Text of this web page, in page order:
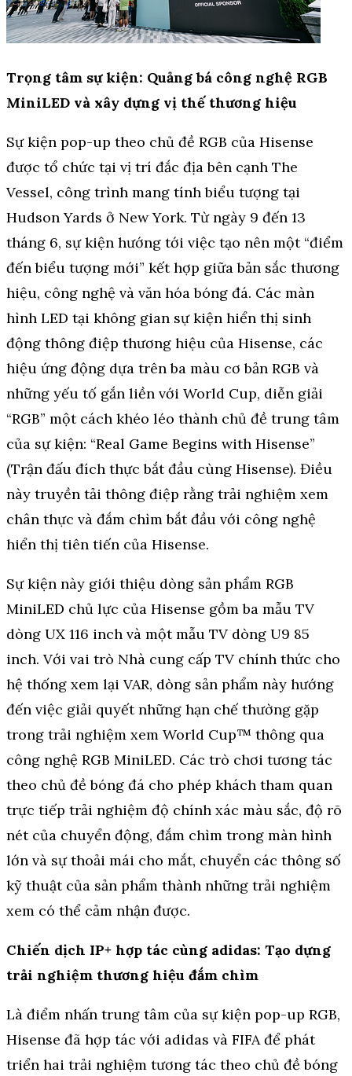
Trọng tâm sự kiện: Quảng bá công nghệ RGB
MiniLED và xây dựng vị thế thương hiệu
Sự kiện pop-up theo chủ đề RGB của Hisense
được tổ chức tại vị trí đắc địa bên cạnh The
Vessel, công trình mang tính biểu tượng tại
Hudson Yards ở New York. Từ ngày 9 đến 13
tháng 6, sự kiện hướng tới việc tạo nên một “điểm
đến biểu tượng mới” kết hợp giữa bản sắc thương
hiệu, công nghệ và văn hóa bóng đá. Các màn
hình LED tại không gian sự kiện hiển thị sinh
động thông điệp thương hiệu của Hisense, các
hiệu ứng động dựa trên ba màu cơ bản RGB và
những yếu tố gắn liền với World Cup, diễn giải
“RGB” một cách khéo léo thành chủ đề trung tâm
của sự kiện: “Real Game Begins with Hisense”
(Trận đấu đích thực bắt đầu cùng Hisense). Điều
này truyền tải thông điệp rằng trải nghiệm xem
chân thực và đắm chìm bắt đầu với công nghệ
hiển thị tiên tiến của Hisense.
Sự kiện này giới thiệu dòng sản phẩm RGB
MiniLED chủ lực của Hisense gồm ba mẫu TV
dòng UX 116 inch và một mẫu TV dòng U9 85
inch. Với vai trò Nhà cung cấp TV chính thức cho
hệ thống xem lại VAR, dòng sản phẩm này hướng
đến việc giải quyết những hạn chế thường gặp
trong trải nghiệm xem World Cup™ thông qua
công nghệ RGB MiniLED. Các trò chơi tương tác
theo chủ đề bóng đá cho phép khách tham quan
trực tiếp trải nghiệm độ chính xác màu sắc, độ rõ
nét của chuyển động, đắm chìm trong màn hình
lớn và sự thoải mái cho mắt, chuyển các thông số
kỹ thuật của sản phẩm thành những trải nghiệm
xem có thể cảm nhận được.
Chiến dịch IP+ hợp tác cùng adidas: Tạo dựng
trải nghiệm thương hiệu đắm chìm
Là điểm nhấn trung tâm của sự kiện pop-up RGB,
Hisense đã hợp tác với adidas và FIFA để phát
triển hai trải nghiệm tương tác theo chủ đề bóng